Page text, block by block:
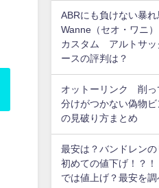
ABRにも負けない暴
Wanne（セオ・ワニ
カスタム アルトサッ
ースの評判は？
オットーリンク 削っ
分けがつかない偽物
の見破り方まとめ
最安は？バンドレン
初めての値下げ！？
では値上げ？最安を調